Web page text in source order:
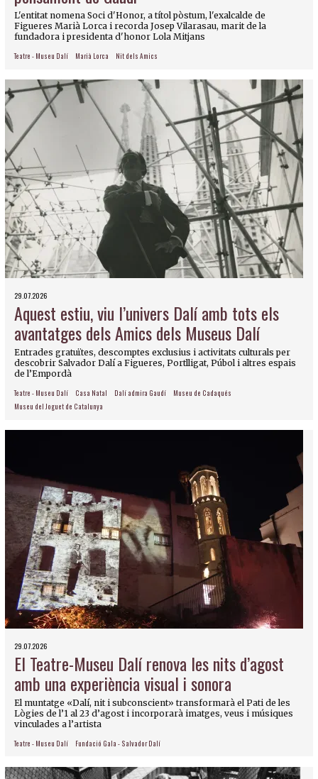
L'entitat nomena Soci d'Honor, a títol pòstum, l'exalcalde de
Figueres Marià Lorca i recorda Josep Vilarasau, marit de la
fundadora i presidenta d'honor Lola Mitjans
Teatre - Museu Dalí Marià Lorca Nit dels Amics
29.07.2026
Aquest estiu, viu l’univers Dalí amb tots els
avantatges dels Amics dels Museus Dalí
Entrades gratuïtes, descomptes exclusius i activitats culturals per
descobrir Salvador Dalí a Figueres, Portlligat, Púbol i altres espais
de l’Empordà
Teatre - Museu Dalí Casa Natal Dalí admira Gaudí
Museu de Cadaqués
Museu del Joguet de Catalunya
29.07.2026
El Teatre-Museu Dalí renova les nits d’agost
amb una experiència visual i sonora
El muntatge «Dalí, nit i subconscient» transformarà el Pati de les
Lògies de l’1 al 23 d’agost i incorporarà imatges, veus i músiques
vinculades a l’artista
Teatre - Museu Dalí Fundació Gala - Salvador Dalí